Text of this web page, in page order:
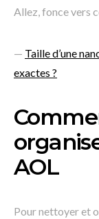
Allez, fonce vers
— Taille d’une
exactes ?
AOL
Pour nettoyer et